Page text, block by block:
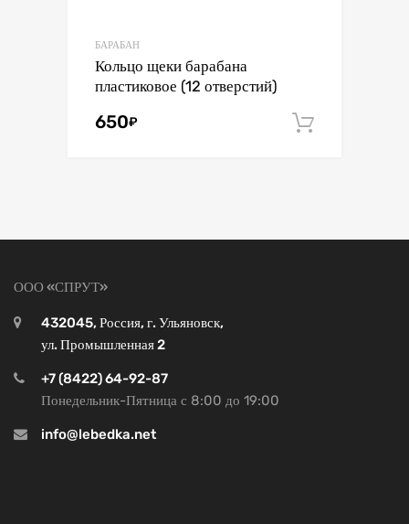
БАРАБАН
Кольцо щеки барабана
пластиковое (12 отверстий)
650₽
ООО «СПРУТ»
432045, Россия, г. Ульяновск,
ул. Промышленная 2
+7 (8422) 64-92-87
Понедельник-Пятница с 8:00 до 19:00
info@lebedka.net